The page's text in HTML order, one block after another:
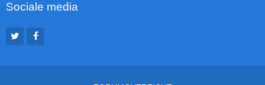
Sociale media